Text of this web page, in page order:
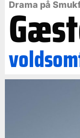
Drama på